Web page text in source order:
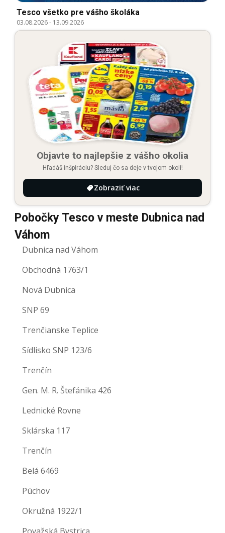
Tesco všetko pre vášho školáka
03.08.2026- 13.09.2026
Objavte to najlepšie z vášho okolia
Hľadáš inšpiráciu? Sleduj čo sa deje v tvojom okolí!
Zobraziť viac
Pobočky Tesco v meste Dubnica nad
Váhom
Dubnica nad Váhom
Obchodná 1763/1
Nová Dubnica
SNP 69
Trenčianske Teplice
Sídlisko SNP 123/6
Trenčín
Gen. M. R. Štefánika 426
Lednické Rovne
Sklárska 117
Trenčín
Belá 6469
Púchov
Okružná 1922/1